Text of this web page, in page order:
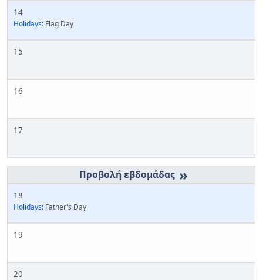
14
Holidays: Flag Day
15
16
17
»
18
Holidays: Father's Day
19
20